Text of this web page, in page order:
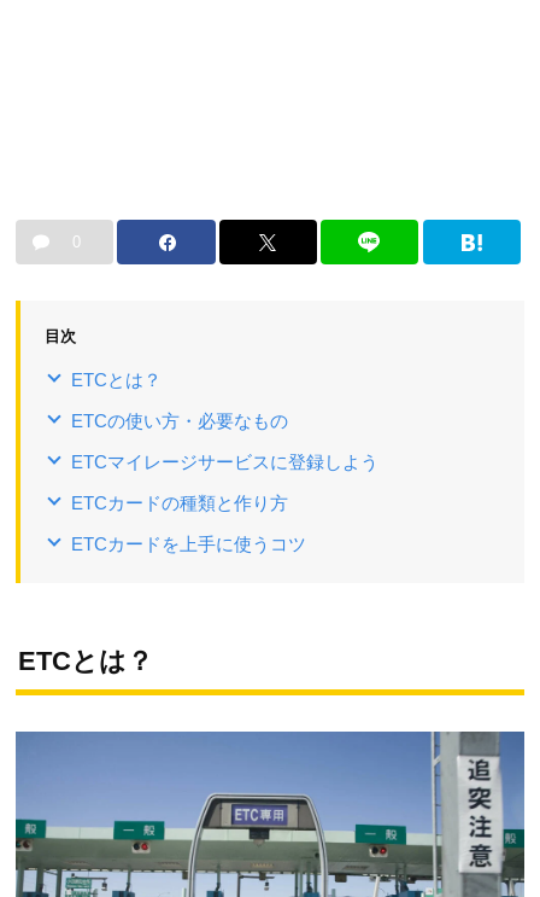
0
目次
ETCとは？
ETCの使い方・必要なもの
ETCマイレージサービスに登録しよう
ETCカードの種類と作り方
ETCカードを上手に使うコツ
ETCとは？